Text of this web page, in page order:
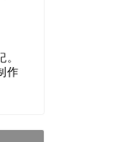
作